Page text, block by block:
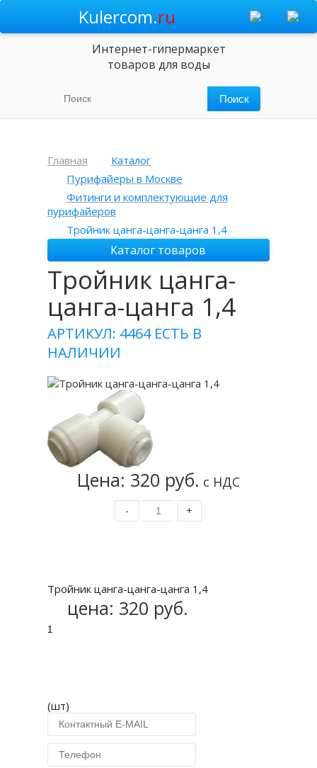
Kulercom.ru
Интернет-гипермаркет
товаров для воды
Главная
Каталог
Пурифайеры в Москве
Фитинги и комплектующие для
пурифайеров
Тройник цанга-цанга-цанга 1,4
Каталог товаров
Тройник цанга-
цанга-цанга 1,4
АРТИКУЛ: 4464 ЕСТЬ В
НАЛИЧИИ
Цена: 320 руб. с НДС
- +
Тройник цанга-цанга-цанга 1,4
цена: 320 руб.
(шт)